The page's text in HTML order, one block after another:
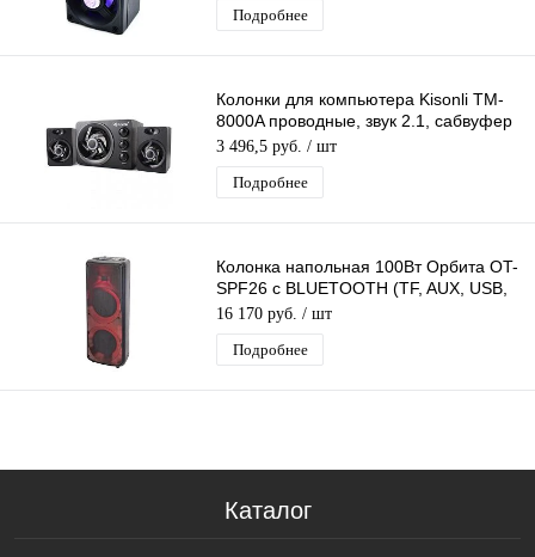
Подробнее
Колонки для компьютера Kisonli TM-
8000A проводные, звук 2.1, сабвуфер
+ 2 колонки, питание по USB
3 496,5 руб. / шт
Подробнее
Колонка напольная 100Вт Орбита OT-
SPF26 с BLUETOOTH (TF, AUX, USB,
FM)
16 170 руб. / шт
Подробнее
Каталог